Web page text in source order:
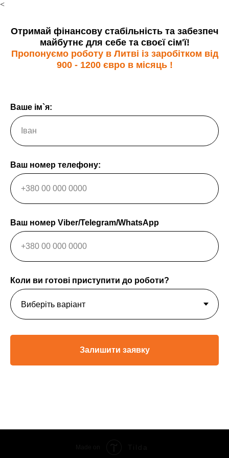
<
Отримай фінансову стабільність та забезпеч
майбутнє для себе та своєї сім'ї!
Пропонуємо роботу в Литві із заробітком від
900 - 1200 євро в місяць !
Ваше ім`я:
Ваш номер телефону:
Ваш номер Viber/Telegram/WhatsApp
Коли ви готові приступити до роботи?
Залишити заявку